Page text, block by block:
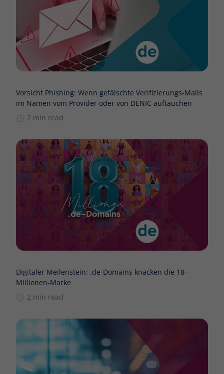
Vorsicht Phishing: Wenn gefälschte Verifizierungs-Mails
im Namen vom Provider oder von DENIC auftauchen
2 min read
Digitaler Meilenstein: .de-Domains knacken die 18-
Millionen-Marke
2 min read